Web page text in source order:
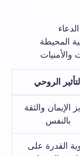
المحيطة
التأثير الروحي
الإيمان والثقة
بالنفس
القدرة على